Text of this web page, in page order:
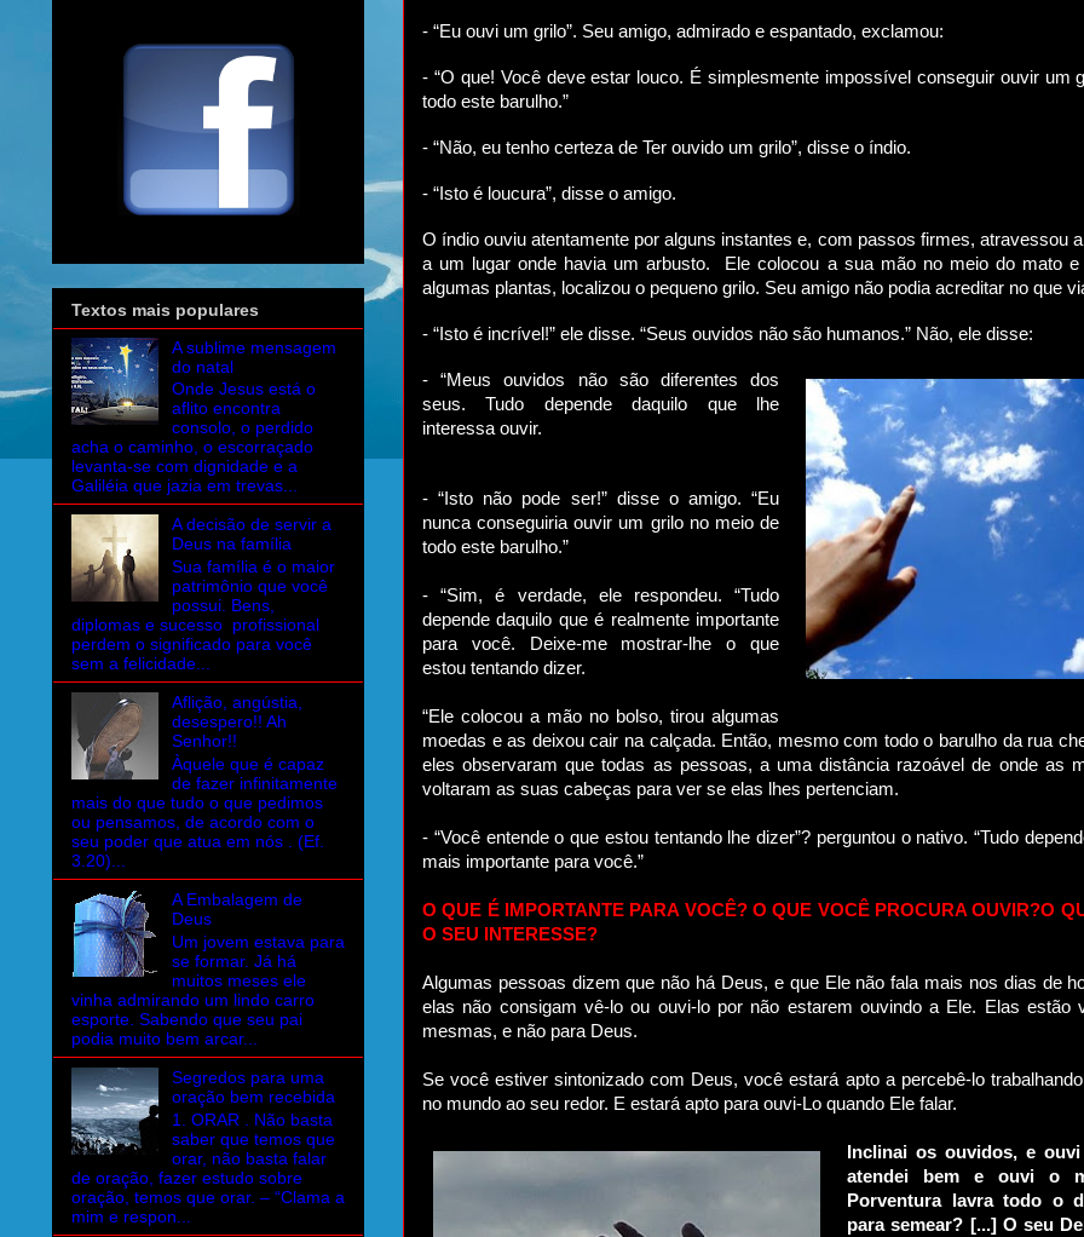
- “Eu ouvi um grilo”. Seu amigo, admirado e espantado, exclamou:
- “O que! Você deve estar louco. É simplesmente impossível conseguir ouvir um
todo este barulho.”
- “Não, eu tenho certeza de Ter ouvido um grilo”, disse o índio.
- “Isto é loucura”, disse o amigo.
O índio ouviu atentamente por alguns instantes e, com passos firmes, atravessou
a um lugar onde havia um arbusto. Ele colocou a sua mão no meio do mato e
algumas plantas, localizou o pequeno grilo. Seu amigo não podia acreditar no que
- “Isto é incrível!” ele disse. “Seus ouvidos não são humanos.” Não, ele disse:
- “Meus ouvidos não são diferentes dos
seus. Tudo depende daquilo que lhe
interessa ouvir.
- “Isto não pode ser!” disse o amigo. “Eu
nunca conseguiria ouvir um grilo no meio de
todo este barulho.”
- “Sim, é verdade, ele respondeu. “Tudo
depende daquilo que é realmente importante
para você. Deixe-me mostrar-lhe o que
estou tentando dizer.
“Ele colocou a mão no bolso, tirou algumas
moedas e as deixou cair na calçada. Então, mesmo com todo o barulho da rua
eles observaram que todas as pessoas, a uma distância razoável de onde as
voltaram as suas cabeças para ver se elas lhes pertenciam.
- “Você entende o que estou tentando lhe dizer”? perguntou o nativo. “Tudo
mais importante para você.”
O QUE É IMPORTANTE PARA VOCÊ? O QUE VOCÊ PROCURA OUVIR?O
O SEU INTERESSE?
Algumas pessoas dizem que não há Deus, e que Ele não fala mais nos dias de
elas não consigam vê-lo ou ouvi-lo por não estarem ouvindo a Ele. Elas estão
mesmas, e não para Deus.
Se você estiver sintonizado com Deus, você estará apto a percebê-lo
no mundo ao seu redor. E estará apto para ouvi-Lo quando Ele falar.
Inclinai os ouvidos, e
atendei bem e ouvi o
Porventura lavra todo o
para semear? [...] O seu
Textos mais populares
A sublime mensagem
do natal
Onde Jesus está o
aflito encontra
consolo, o perdido
acha o caminho, o escorraçado
levanta-se com dignidade e a
Galiléia que jazia em trevas...
A decisão de servir a
Deus na família
Sua família é o maior
patrimônio que você
possui. Bens,
diplomas e sucesso profissional
perdem o significado para você
sem a felicidade...
Aflição, angústia,
desespero!! Ah
Senhor!!
Àquele que é capaz
de fazer infinitamente
mais do que tudo o que pedimos
ou pensamos, de acordo com o
seu poder que atua em nós . (Ef.
3.20)...
A Embalagem de
Deus
Um jovem estava para
se formar. Já há
muitos meses ele
vinha admirando um lindo carro
esporte. Sabendo que seu pai
podia muito bem arcar...
Segredos para uma
oração bem recebida
1. ORAR . Não basta
saber que temos que
orar, não basta falar
de oração, fazer estudo sobre
oração, temos que orar. – “Clama a
mim e respon...